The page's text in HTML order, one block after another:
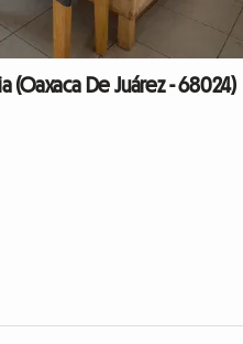
(Oaxaca De Juárez - 68024)